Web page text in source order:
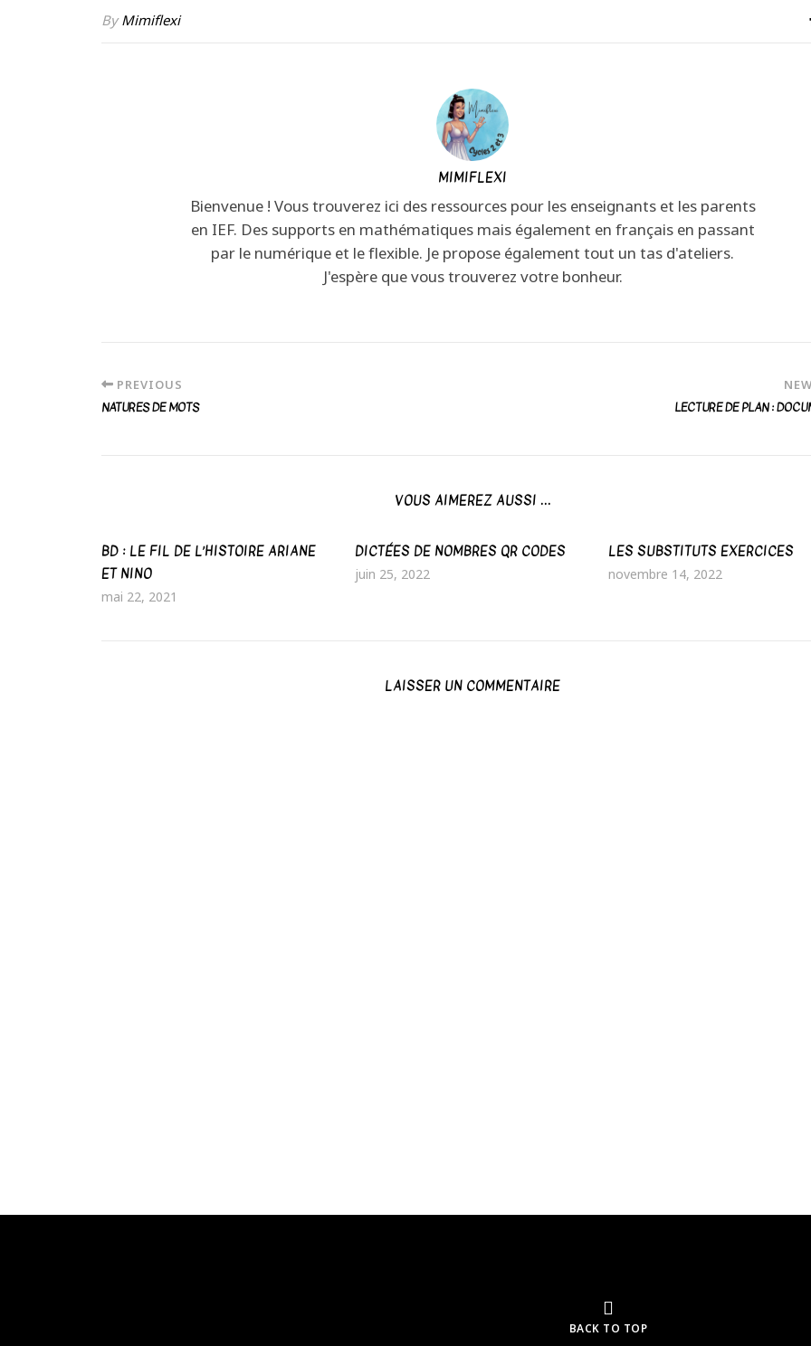
ByMimiflexi
MIMIFLEXI
Bienvenue ! Vous trouverez ici des ressources pour les enseignants et les parents
en IEF. Des supports en mathématiques mais également en français en passant
par le numérique et le flexible. Je propose également tout un tas d'ateliers.
J'espère que vous trouverez votre bonheur.
PREVIOUS
NATURES DE MOTS LECTURE DE PLAN :
VOUS AIMEREZ AUSSI ...
BD : LE FIL DE L’HISTOIRE ARIANE
ET NINO
mai 22, 2021
DICTÉES DE NOMBRES QR CODES
juin 25, 2022
LES SUBSTITUTS EXERCICES
novembre 14, 2022
LAISSER UN COMMENTAIRE
BACK TO TOP